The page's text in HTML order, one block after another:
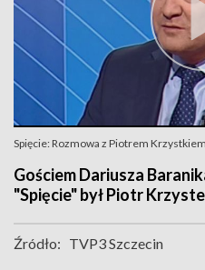
Spięcie: Rozmowa z Piotrem Krzystkiem
Gościem Dariusza
"Spięcie" był Piotr
Źródło: TVP3 Szczecin